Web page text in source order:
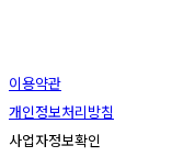
이용약관
개인정보처리방침
사업자정보확인